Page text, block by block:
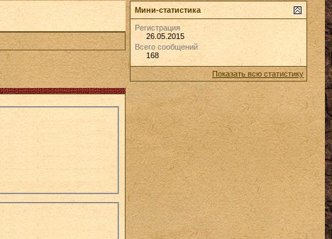
Мини-статистика
Регистрация
26.05.2015
Всего сообщений
168
Показать всю статистику